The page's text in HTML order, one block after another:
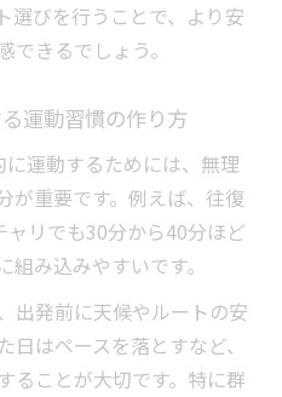
選びを行うことで、より安
きるでしょう。
運動習慣の作り方
運動するためには、無理
が重要です。例えば、往復
リでも30分から40分ほど
み込みやすいです。
出発前に天候やルートの安
はペースを落とすなど、
ることが大切です。特に群